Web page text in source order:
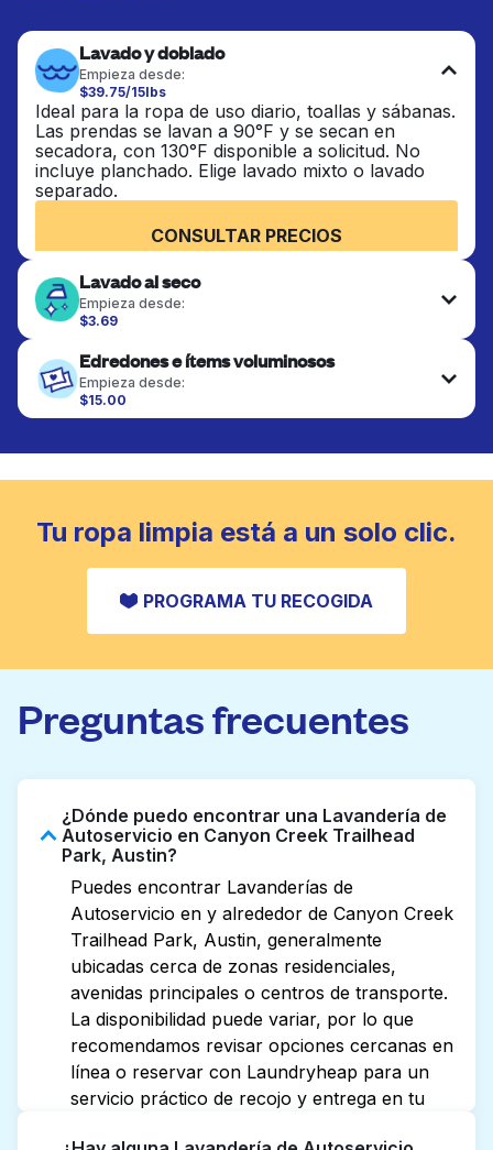
Lavado y doblado
Empieza desde:
$39.75/15lbs
Ideal para la ropa de uso diario, toallas y sábanas.
Las prendas se lavan a 90°F y se secan en
secadora, con 130°F disponible a solicitud. No
incluye planchado. Elige lavado mixto o lavado
separado.
CONSULTAR PRECIOS
Lavado al seco
Empieza desde:
$3.69
terminan de forma profesional. Adecuado para
trajes, vestidos, abrigos y telas que requieren
cuidado especial para mantener su forma, color y
textura.
Edredones e ítems voluminosos
Empieza desde:
$15.00
Los artículos grandes como edredones, mantas y
completamente. Diseñado para refrescar piezas
más pesadas que no caben en una lavadora
CONSULTAR PRECIOS
Tu ropa limpia está a un solo clic.
PROGRAMA TU RECOGIDA
Preguntas frecuentes
¿Dónde puedo encontrar una Lavandería de
Autoservicio en Canyon Creek Trailhead
Park, Austin?
Puedes encontrar Lavanderías de
Autoservicio en y alrededor de Canyon Creek
Trailhead Park, Austin, generalmente
ubicadas cerca de zonas residenciales,
avenidas principales o centros de transporte.
La disponibilidad puede variar, por lo que
recomendamos revisar opciones cercanas en
línea o reservar con Laundryheap para un
servicio práctico de recojo y entrega en tu